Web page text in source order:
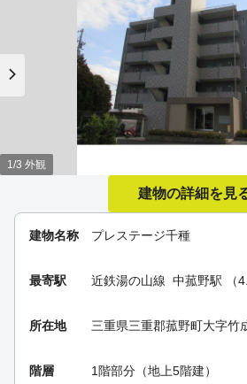
建物名称 プレステージ千種
最寄駅 近鉄湯の山線 中菰野駅 （
所在地 三重県三重郡菰野町大字竹
階層 1階部分（地上5階建）
1/3 外観
建物の詳細を見